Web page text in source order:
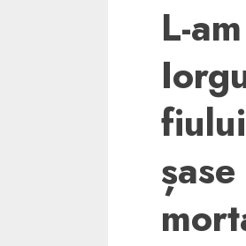
L-